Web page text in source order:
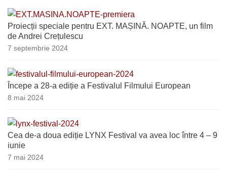
Proiecții speciale pentru EXT. MAȘINĂ. NOAPTE, un film
de Andrei Crețulescu
7 septembrie 2024
Începe a 28-a ediție a Festivalul Filmului European
8 mai 2024
Cea de-a doua ediție LYNX Festival va avea loc între 4 – 9
iunie
7 mai 2024